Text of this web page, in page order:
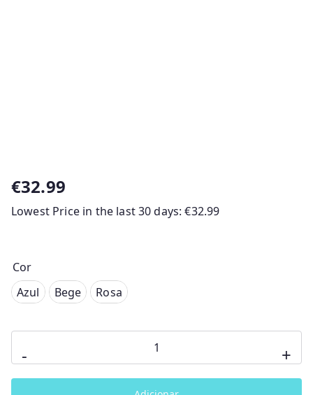
€32.99
Lowest Price in the last 30 days:€32.99
Cor
Azul
Azul Bege Rosa
-
de
Projetor
+